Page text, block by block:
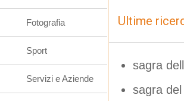
Ultime
sagra
sagra
Fotografia
Sport
Servizi e Aziende